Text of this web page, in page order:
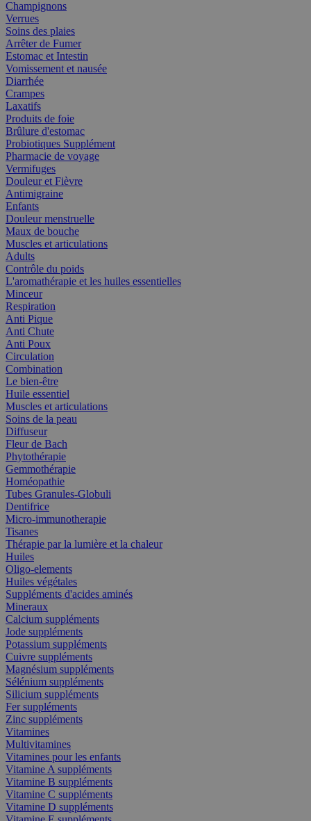
Champignons
Verrues
Soins des plaies
Arrêter de Fumer
Estomac et Intestin
Vomissement et nausée
Diarrhée
Crampes
Laxatifs
Produits de foie
Brûlure d'estomac
Probiotiques Supplément
Pharmacie de voyage
Vermifuges
Douleur et Fièvre
Antimigraine
Enfants
Douleur menstruelle
Maux de bouche
Muscles et articulations
Adults
Contrôle du poids
L'aromathérapie et les huiles essentielles
Minceur
Respiration
Anti Pique
Anti Chute
Anti Poux
Circulation
Combination
Le bien-être
Huile essentiel
Muscles et articulations
Soins de la peau
Diffuseur
Fleur de Bach
Phytothérapie
Gemmothérapie
Homéopathie
Tubes Granules-Globuli
Dentifrice
Micro-immunotherapie
Tisanes
Thérapie par la lumière et la chaleur
Huiles
Oligo-elements
Huiles végétales
Suppléments d'acides aminés
Mineraux
Calcium suppléments
Jode suppléments
Potassium suppléments
Cuivre suppléments
Magnésium suppléments
Sélénium suppléments
Silicium suppléments
Fer suppléments
Zinc suppléments
Vitamines
Multivitamines
Vitamines pour les enfants
Vitamine A suppléments
Vitamine B suppléments
Vitamine C suppléments
Vitamine D suppléments